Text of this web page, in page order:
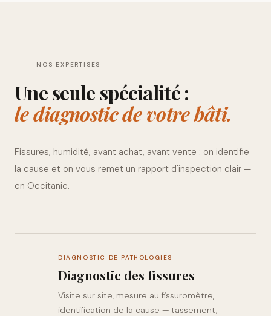
NOS EXPERTISES
Une seule spécialité :
le diagnostic de votre bâti.
Fissures, humidité, avant achat, avant vente : on identifie
la cause et on vous remet un rapport d'inspection clair —
en Occitanie.
DIAGNOSTIC DE PATHOLOGIES
Diagnostic des fissures
Visite sur site, mesure au fissuromètre,
identification de la cause — tassement,